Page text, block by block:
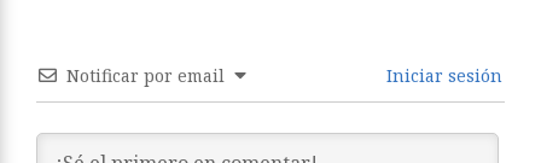
Notificar por email Iniciar sesión